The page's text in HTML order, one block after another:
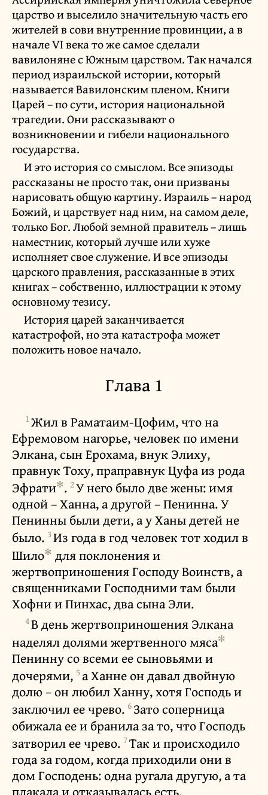
царство и выселило значительную часть его
жителей в сови внутренние провинции, а в
начале VI века то же самое сделали
вавилоняне с Южным царством. Так начался
период израильской истории, который
называется Вавилонским пленом. Книги
Царей – по сути, история национальной
трагедии. Они рассказывают о
возникновении и гибели национального
государства.
И это история со смыслом. Все эпизоды
рассказаны не просто так, они призваны
нарисовать общую картину. Израиль – народ
Божий, и царствует над ним, на самом деле,
только Бог. Любой земной правитель – лишь
наместник, который лучше или хуже
исполняет свое служение. И все эпизоды
царского правления, рассказанные в этих
книгах – собственно, иллюстрации к этому
основному тезису.
История царей заканчивается
катастрофой, но эта катастрофа может
положить новое начало.
Глава 1
1Жил в Раматаим-Цофим, что на
Ефремовом нагорье, человек по имени
Элкана, сын Ерохама, внук Элиху,
правнук Тоху, праправнук Цуфа из рода
Эфрати✻. 2У него было две жены: имя
одной – Ханна, а другой – Пенинна. У
Пенинны были дети, а у Ханы детей не
было. 3Из года в год человек тот ходил в
Шило✻ для поклонения и
жертвоприношения Господу Воинств, а
священниками Господними там были
Хофни и Пинхас, два сына Эли.
4В день жертвоприношения Элкана
наделял долями жертвенного мяса✻
Пенинну со всеми ее сыновьями и
дочерями, 5а Ханне он давал двойную
долю – он любил Ханну, хотя Господь и
заключил ее чрево. 6Зато соперница
обижала ее и бранила за то, что Господь
затворил ее чрево. 7Так и происходило
года за годом, когда приходили они в
дом Господень: одна ругала другую, а та